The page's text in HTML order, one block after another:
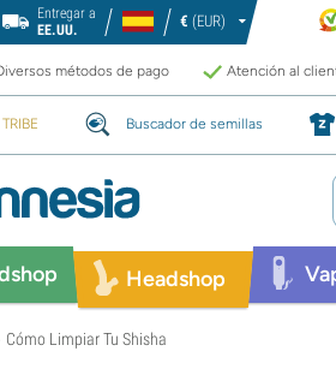
Entregar a
EE.UU.
€ (EUR)
métodos de pago Atención al
TRIBE Buscador de semillas
Headshop
Cómo Limpiar Tu Shisha